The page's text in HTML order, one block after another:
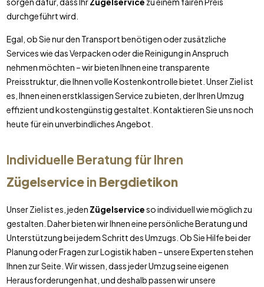
durchgeführt wird.
Egal, ob Sie nur den Transport benötigen oder zusätzliche
Services wie das Verpacken oder die Reinigung in Anspruch
nehmen möchten – wir bieten Ihnen eine transparente
Preisstruktur, die Ihnen volle Kostenkontrolle bietet. Unser Ziel ist
es, Ihnen einen erstklassigen Service zu bieten, der Ihren Umzug
effizient und kostengünstig gestaltet. Kontaktieren Sie uns noch
heute für ein unverbindliches Angebot.
Individuelle Beratung für Ihren
Zügelservicein Bergdietikon
Unser Ziel ist es, jeden Zügelserviceso individuell wie möglich zu
gestalten. Daher bieten wir Ihnen eine persönliche Beratung und
Unterstützung bei jedem Schritt des Umzugs. Ob Sie Hilfe bei der
Planung oder Fragen zur Logistik haben – unsere Experten stehen
Ihnen zur Seite. Wir wissen, dass jeder Umzug seine eigenen
Herausforderungen hat, und deshalb passen wir unsere